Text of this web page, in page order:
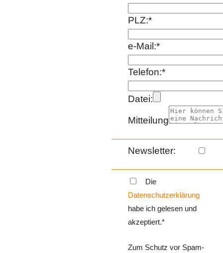
PLZ:*
e-Mail:*
Telefon:*
Datei:
Mitteilung
Newsletter:
Die
Datenschutzerklärung
habe ich gelesen und
akzeptiert.*
Zum Schutz vor Spam-